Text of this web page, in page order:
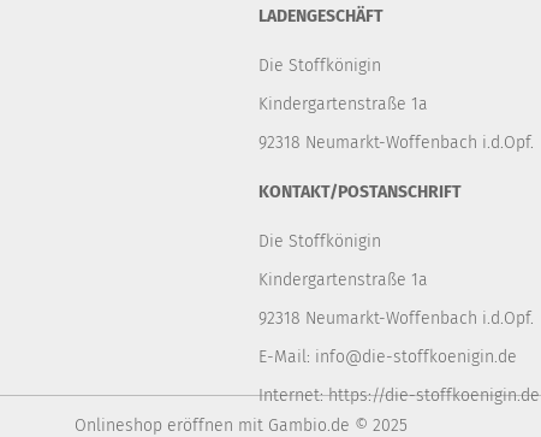
LADENGESCHÄFT
Die Stoffkönigin
Kindergartenstraße 1a
92318 Neumarkt-Woffenbach i.d.Opf.
KONTAKT/POSTANSCHRIFT
Die Stoffkönigin
Kindergartenstraße 1a
92318 Neumarkt-Woffenbach i.d.Opf.
E-Mail: info@die-stoffkoenigin.de
Internet:https://die-stoffkoenigin.de
Onlineshop eröffnen mit Gambio.de © 2025